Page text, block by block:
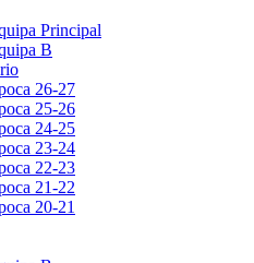
Principal
B
26-27
25-26
24-25
23-24
22-23
21-22
20-21